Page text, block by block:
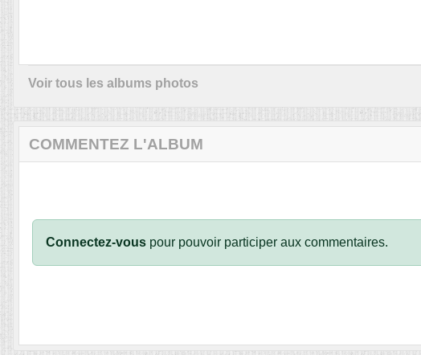
Voir tous les albums photos
COMMENTEZ L'ALBUM
Connectez-vous pour pouvoir participer aux commentaires.